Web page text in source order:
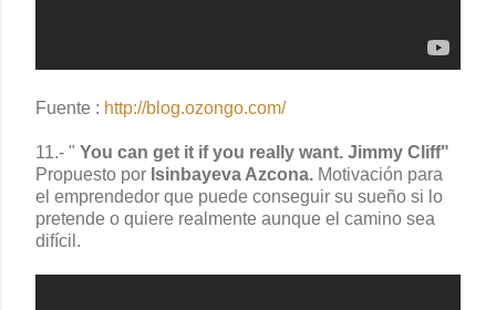
Fuente : http://blog.ozongo.com/
11.- " You can get it if you really want. Jimmy Cliff"
Propuesto por Isinbayeva Azcona. Motivación para
el emprendedor que puede conseguir su sueño si lo
pretende o quiere realmente aunque el camino sea
difícil.